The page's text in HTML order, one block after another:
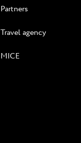
Partners
Travel agency
MICE